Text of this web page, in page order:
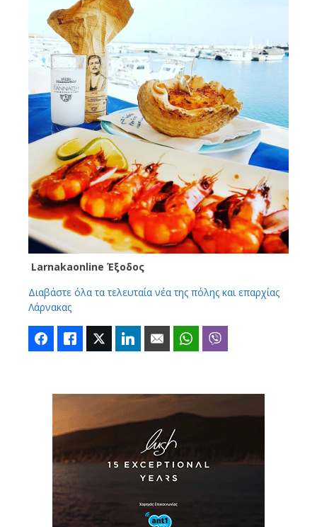
Larnakaonline Έξοδος
Διαβάστε όλα τα τελευταία νέα της πόλης και επαρχίας
Λάρνακας
FacebookLike Twitter LinkedIn Email WhatsApp